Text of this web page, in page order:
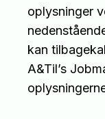
oplysninger
kan
A&Til’s